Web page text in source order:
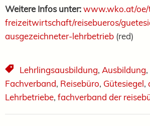
Weitere Infos unter:www.wko.at/
freizeitwirtschaft/reisebueros/
ausgezeichneter-lehrbetrieb (red)
Lehrlingsausbildung, Ausbildung,
Fachverband, Reisebüro, Gütesiegel,
Lehrbetriebe, fachverband der